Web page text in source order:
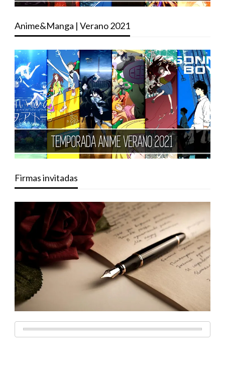
Anime&Manga | Verano 2021
Firmas invitadas